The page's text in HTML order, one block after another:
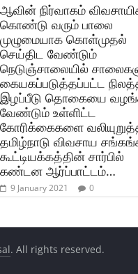
ஆவின் நிர்வாகம்
கொண்டு வரும் பாலை
முழுமையாக கொள்முதல்
செய்திட வேண்டும்
நெடுஞ்சாலையில்
கையகப்படுத்தப்பட்ட
இழப்பீடு தொகையை
வேண்டும் உள்ளிட்ட
கோரிக்கைகளை
தமிழ்நாடு விவசாய
கூட்டியக்கத்தின் சார்பில்
கண்டன ஆர்ப்பாட்டம்…
9 January 2021 0
. All rights reserved.